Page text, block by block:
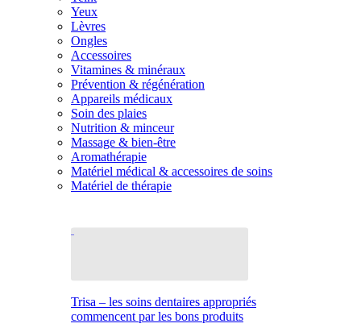
Yeux
Lèvres
Ongles
Accessoires
Vitamines & minéraux
Prévention & régénération
Appareils médicaux
Soin des plaies
Nutrition & minceur
Massage & bien-être
Aromathérapie
Matériel médical & accessoires de soins
Matériel de thérapie
Trisa – les soins dentaires appropriés
commencent par les bons produits